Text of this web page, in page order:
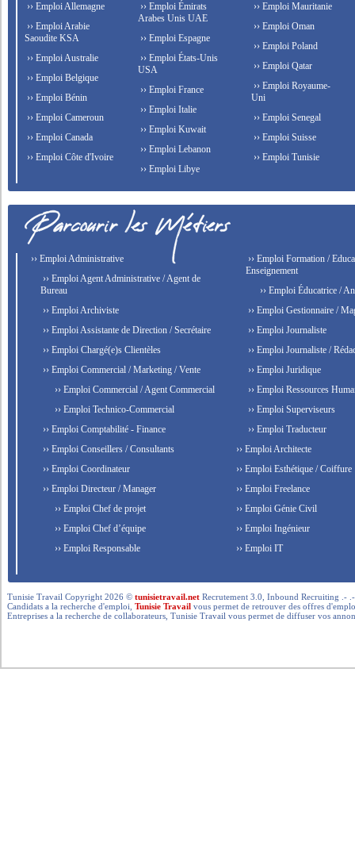
›› Emploi Allemagne
›› Emploi Arabie
Saoudite KSA
›› Emploi Australie
›› Emploi Belgique
›› Emploi Bénin
›› Emploi Cameroun
›› Emploi Canada
›› Emploi Côte d'Ivoire
›› Emploi Émirats
Arabes Unis UAE
›› Emploi Espagne
›› Emploi États-Unis
USA
›› Emploi France
›› Emploi Italie
›› Emploi Kuwait
›› Emploi Lebanon
›› Emploi Libye
›› Emploi Mauritanie
›› Emploi Oman
›› Emploi Poland
›› Emploi Qatar
›› Emploi Royaume-
Uni
›› Emploi Senegal
›› Emploi Suisse
›› Emploi Tunisie
›› Emploi Administrative
›› Emploi Agent Administrative / Agent de
Bureau
›› Emploi Archiviste
›› Emploi Assistante de Direction / Secrétaire
›› Emploi Chargé(e)s Clientèles
›› Emploi Commercial / Marketing / Vente
›› Emploi Commercial / Agent Commercial
›› Emploi Technico-Commercial
›› Emploi Comptabilité - Finance
›› Emploi Conseillers / Consultants
›› Emploi Coordinateur
›› Emploi Directeur / Manager
›› Emploi Chef de projet
›› Emploi Chef d’équipe
›› Emploi Responsable
›› Emploi Formation /
Enseignement
›› Emploi Éducatrice /
›› Emploi Gestionnaire /
›› Emploi Journaliste
›› Emploi Journaliste /
›› Emploi Juridique
›› Emploi Ressources
›› Emploi Superviseurs
›› Emploi Traducteur
›› Emploi Architecte
›› Emploi Esthétique / Coiffure
›› Emploi Freelance
›› Emploi Génie Civil
›› Emploi Ingénieur
›› Emploi IT
Tunisie Travail Copyright 2026 ©tunisietravail.net Recrutement 3.0, Inbound Recruiting .-
Candidats a la recherche d'emploi,Tunisie Travail vous permet de retrouver des offres
Entreprises a la recherche de collaborateurs, Tunisie Travail vous permet de diffuser vos